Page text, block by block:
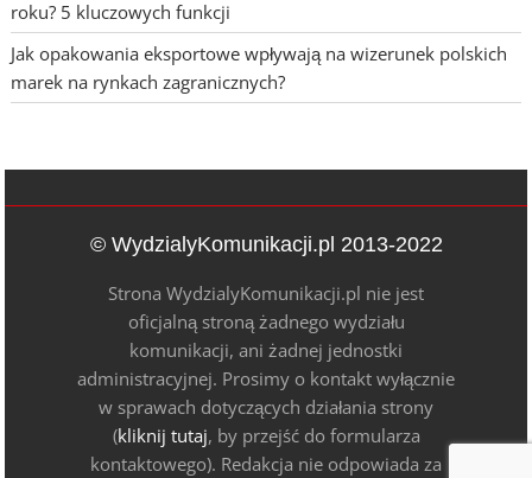
roku? 5 kluczowych funkcji
Jak opakowania eksportowe wpływają na wizerunek polskich
marek na rynkach zagranicznych?
© WydzialyKomunikacji.pl 2013-2022
Strona WydzialyKomunikacji.pl nie jest
oficjalną stroną żadnego wydziału
komunikacji, ani żadnej jednostki
administracyjnej. Prosimy o kontakt wyłącznie
w sprawach dotyczących działania strony
(kliknij tutaj, by przejść do formularza
kontaktowego). Redakcja nie odpowiada za